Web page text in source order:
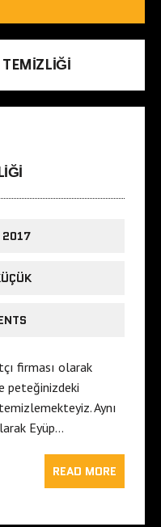
2017
firması olarak
peteğinizdeki
Aynı
Eyüp…
READ MORE